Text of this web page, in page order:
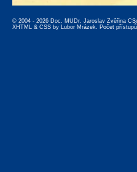
© 2004 - 2026 Doc. MUDr. Jaroslav Zvěřina
XHTML & CSS by Lubor Mrázek. Počet